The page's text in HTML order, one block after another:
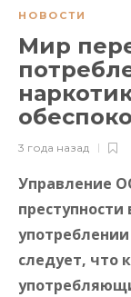
НОВОСТИ
Мир
3 года назад
Управление
следует, что